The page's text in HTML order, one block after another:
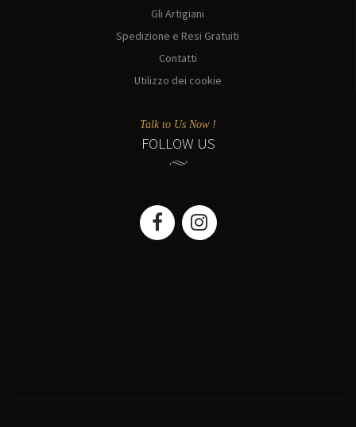
Gli Artigiani
Spedizione e Resi Gratuiti
Contatti
Utilizzo dei cookie
Talk to Us Now !
FOLLOW US